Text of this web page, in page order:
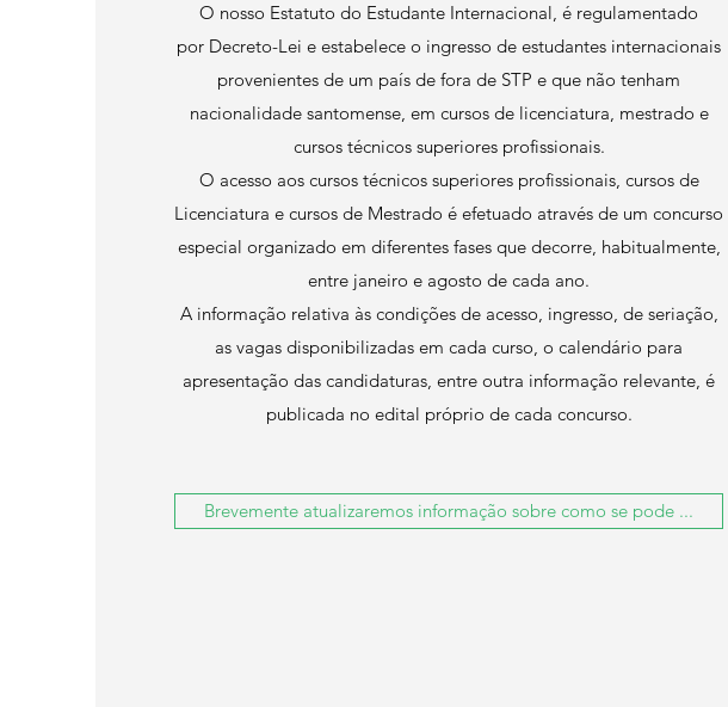
O nosso Estatuto do Estudante Internacional, é regulamentado
por Decreto-Lei e estabelece o ingresso de estudantes internacionais
provenientes de um país de fora de STP e que não tenham
nacionalidade santomense, em cursos de licenciatura, mestrado e
cursos técnicos superiores profissionais.
O acesso aos cursos técnicos superiores profissionais, cursos de
Licenciatura e cursos de Mestrado é efetuado através de um concurso
especial organizado em diferentes fases que decorre, habitualmente,
entre janeiro e agosto de cada ano.
A informação relativa às condições de acesso, ingresso, de seriação,
as vagas disponibilizadas em cada curso, o calendário para
apresentação das candidaturas, entre outra informação relevante, é
publicada no edital próprio de cada concurso.
Brevemente atualizaremos informação sobre como se pode ...